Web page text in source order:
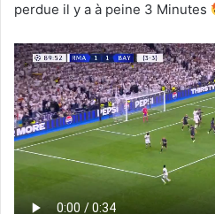
perdue il y a à peine 3 Minutes